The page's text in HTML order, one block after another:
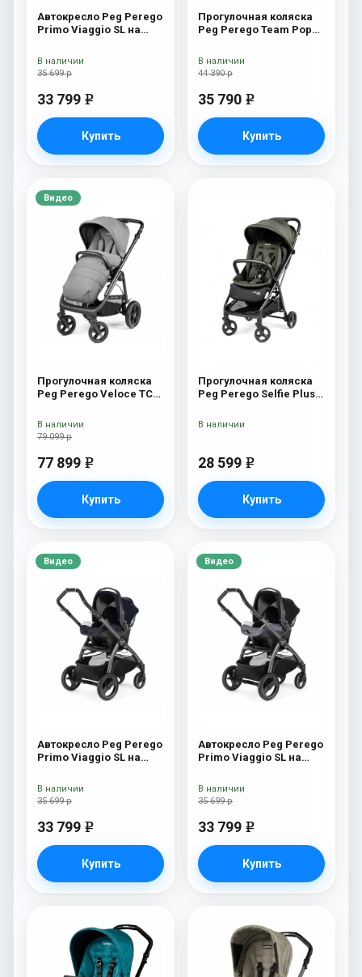
Автокресло Peg Perego
Primo Viaggio SL на
White/Black) Oceano
35 699 р
33 799 e
Купить
В наличии
Прогулочная коляска
Peg Perego Team Pop
Scuba
44 390 р
35 790 e
Купить
В наличии
Видео
Прогулочная коляска
Peg Perego Veloce TC
Peg Perego Veloce TC
(Mercury New)
79 099 р
77 899 e
Купить
В наличии
Прогулочная коляска
Peg Perego Selfie Plus
28 599 e
Купить
В наличии
Видео
Автокресло Peg Perego
Primo Viaggio SL на
White/Black) Luna
35 699 р
33 799 e
Купить
В наличии
Видео
Автокресло Peg Perego
Primo Viaggio SL на
White/Black) Ascot
35 699 р
33 799 e
Купить
В наличии